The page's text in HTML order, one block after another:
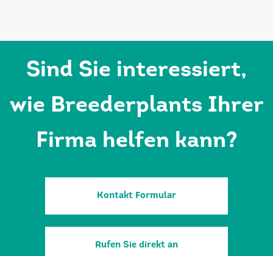
Sind Sie interessiert,
wie Breederplants Ihrer
Firma helfen kann?
Kontakt Formular
Rufen Sie direkt an